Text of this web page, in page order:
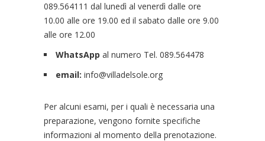
089.564111 dal lunedì al venerdì dalle ore
10.00 alle ore 19.00 ed il sabato dalle ore 9.00
alle ore 12.00
WhatsApp al numero Tel. 089.564478
email: info@villadelsole.org
Per alcuni esami, per i quali è necessaria una
preparazione, vengono fornite specifiche
informazioni al momento della prenotazione.